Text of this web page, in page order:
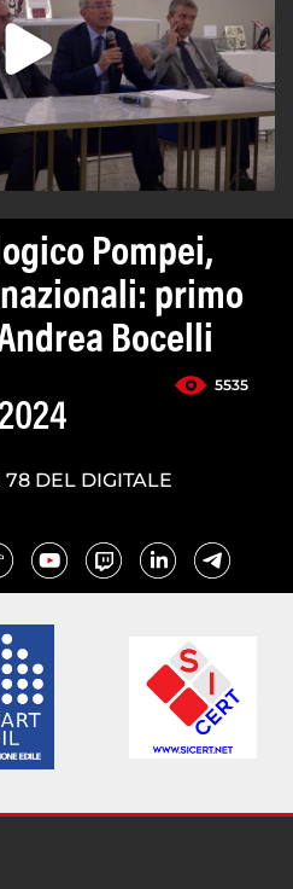
Pompei,
primo
Bocelli
5535
DEL DIGITALE